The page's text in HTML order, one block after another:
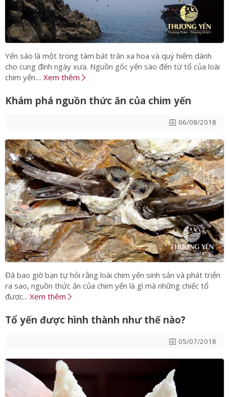
Yến sào là một trong tám bát trân xa hoa và quý hiếm dành
cho cung đình ngày xưa. Nguồn gốc yến sào đến từ tổ của loài
chim yến.... Xem thêm
Khám phá nguồn thức ăn của chim yến
06/08/2018
Đã bao giờ bạn tự hỏi rằng loài chim yến sinh sản và phát triển
ra sao, nguồn thức ăn của chim yến là gì mà những chiếc tổ
được... Xem thêm
Tổ yến được hình thành như thế nào?
05/07/2018